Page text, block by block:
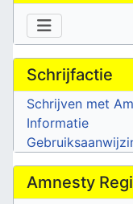
Schrijfactie
Schrijven met
Informatie
Amnesty